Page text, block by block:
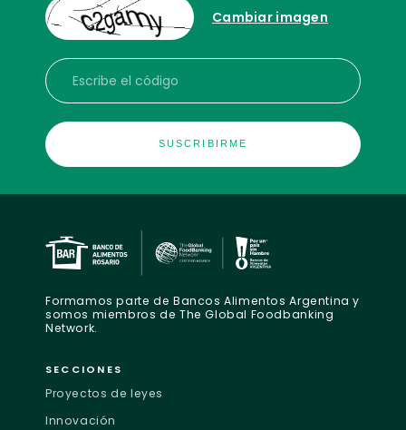
Cambiar imagen
Escribe el código
Formamos parte de Bancos Alimentos Argentina y
somos miembros de The Global Foodbanking
Network.
SECCIONES
Proyectos de leyes
Innovación